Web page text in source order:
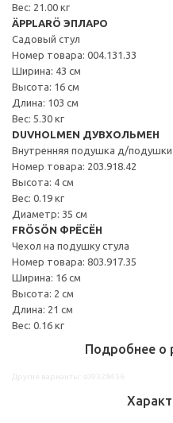
Вес: 21.00 кг
ÄPPLARÖ ЭПЛАРО
Садовый стул
Номер товара: 004.131.33
Ширина: 43 см
Высота: 16 см
Длина: 103 см
Вес: 5.30 кг
DUVHOLMEN ДУВХОЛЬМЕН
Внутренняя подушка д/подушки
Номер товара: 203.918.42
Высота: 4 см
Вес: 0.19 кг
Диаметр: 35 см
FRÖSÖN ФРЁСЁН
Чехол на подушку стула
Номер товара: 803.917.35
Ширина: 16 см
Высота: 2 см
Длина: 21 см
Вес: 0.16 кг
Подробнее о